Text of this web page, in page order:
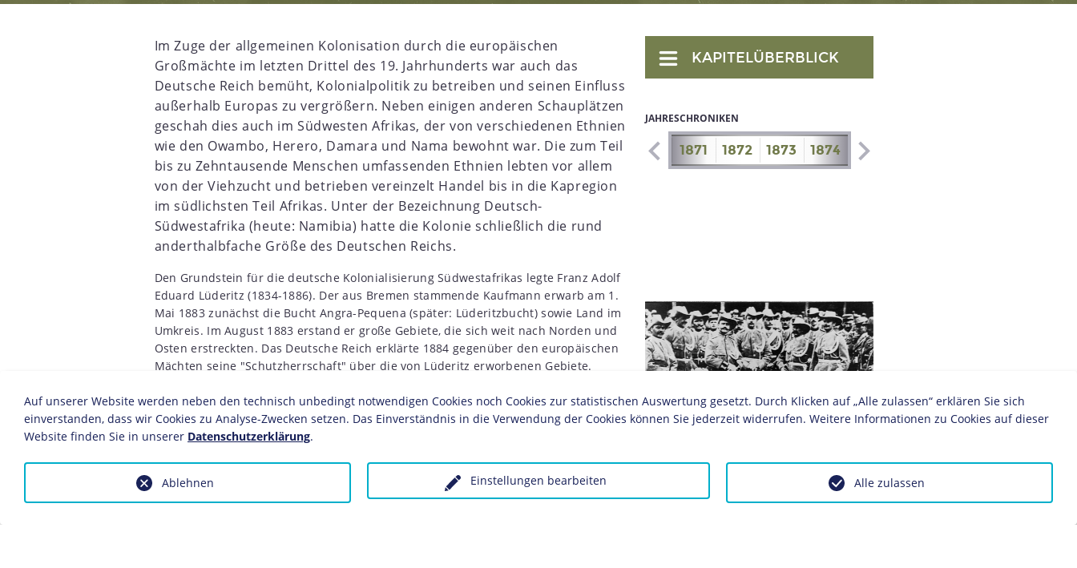
Im Zuge der allgemeinen Kolonisation durch die europäischen
Großmächte im letzten Drittel des 19. Jahrhunderts war auch das
Deutsche Reich bemüht, Kolonialpolitik zu betreiben und seinen Einfluss
außerhalb Europas zu vergrößern. Neben einigen anderen Schauplätzen
geschah dies auch im Südwesten Afrikas, der von verschiedenen Ethnien
wie den Owambo, Herero, Damara und Nama bewohnt war. Die zum Teil
bis zu Zehntausende Menschen umfassenden Ethnien lebten vor allem
von der Viehzucht und betrieben vereinzelt Handel bis in die Kapregion
im südlichsten Teil Afrikas. Unter der Bezeichnung Deutsch-
Südwestafrika (heute: Namibia) hatte die Kolonie schließlich die rund
anderthalbfache Größe des Deutschen Reichs.
KAPITELÜBERBLICK
JAHRESCHRONIKEN
1859 1860 1861 1862 1863 1864 1865 1866 1867 1868 1869 1870 1871 1872 1873 1874 1875
Den Grundstein für die deutsche Kolonialisierung Südwestafrikas legte Franz Adolf
Eduard Lüderitz (1834-1886). Der aus Bremen stammende Kaufmann erwarb am 1.
Mai 1883 zunächst die Bucht Angra-Pequena (später: Lüderitzbucht) sowie Land im
Umkreis. Im August 1883 erstand er große Gebiete, die sich weit nach Norden und
Osten erstreckten. Das Deutsche Reich erklärte 1884 gegenüber den europäischen
Mächten seine "Schutzherrschaft" über die von Lüderitz erworbenen Gebiete.
Verwaltet wurde die Kolonie ab 1885 zunächst vom Reichskommissar und späteren
Landeshauptmann Heinrich Göring (1839-1913). Angesichts zunehmender
Spannungen mit der einheimischen Bevölkerung wurde 1890 eine kaum zwei
Dutzend Mann starke "Schutztruppe" unter der Führung des Hauptmanns Curt von
Francois (1852-1931) aufgestellt, die an Personenstärke schon bald zunahm. Sie
schlug 1893/94 den
unter der Führung von Hendrik Witbooi
(um 1830-1905) nieder und sicherte damit die deutsche Kolonialherrschaft in
Angehörige der "Schutztruppe" in Deutsch-
Auf unserer Website werden neben den technisch unbedingt notwendigen Cookies noch Cookies zur statistischen Auswertung gesetzt. Durch Klicken auf „Alle zulassen“ erklären Sie sich
einverstanden, dass wir Cookies zu Analyse-Zwecken setzen. Das Einverständnis in die Verwendung der Cookies können Sie jederzeit widerrufen. Weitere Informationen zu Cookies auf dieser
Website finden Sie in unserer Datenschutzerklärung.
Einstellungen bearbeiten
Ablehnen Alle zulassen